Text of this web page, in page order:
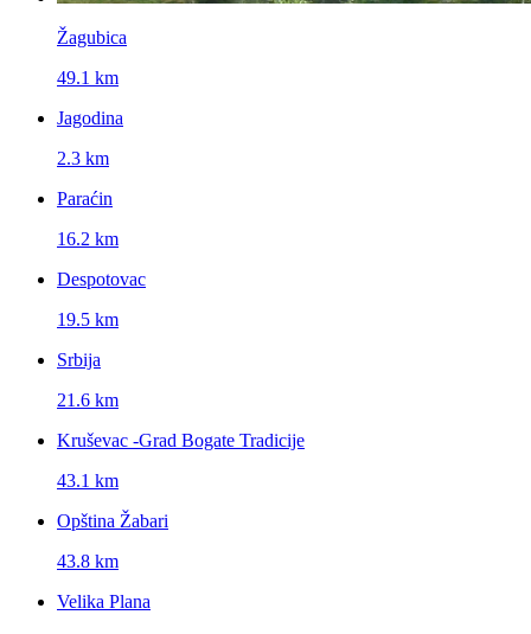
Žagubica
49.1 km
Jagodina
2.3 km
Paraćin
16.2 km
Despotovac
19.5 km
Srbija
21.6 km
Kruševac -Grad Bogate Tradicije
43.1 km
Opština Žabari
43.8 km
Velika Plana